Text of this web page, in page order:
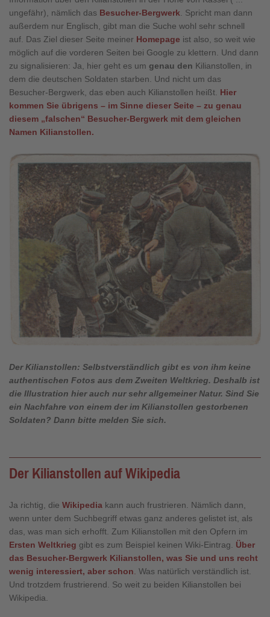
ungefähr), nämlich das Besucher-Bergwerk . Spricht man dann
außerdem nur Englisch, gibt man die Suche wohl sehr schnell
auf. Das Ziel dieser Seite meiner Homepage ist also, so weit wie
möglich auf die vorderen Seiten bei Google zu klettern. Und dann
zu signalisieren: Ja, hier geht es um genau den Kilianstollen, in
dem die deutschen Soldaten starben. Und nicht um das
Besucher-Bergwerk, das eben auch Kilianstollen heißt. Hier
kommen Sie übrigens – im Sinne dieser Seite – zu genau
diesem „falschen“ Besucher-Bergwerk mit dem gleichen
Namen Kilianstollen.
Der Kilianstollen: Selbstverständlich gibt es von ihm keine
authentischen Fotos aus dem Zweiten Weltkrieg. Deshalb ist
die Illustration hier auch nur sehr allgemeiner Natur. Sind Sie
ein Nachfahre von einem der im Kilianstollen gestorbenen
Soldaten? Dann bitte melden Sie sich.
Der Kilianstollen auf Wikipedia
Ja richtig, die Wikipedia kann auch frustrieren. Nämlich dann,
wenn unter dem Suchbegriff etwas ganz anderes gelistet ist, als
das, was man sich erhofft. Zum Kilianstollen mit den Opfern im
Ersten Weltkrieg gibt es zum Beispiel keinen Wiki-Eintrag. Über
das Besucher-Bergwerk Kilianstollen, was Sie und uns recht
wenig interessiert, aber schon. Was natürlich verständlich ist.
Und trotzdem frustrierend. So weit zu beiden Kilianstollen bei
Wikipedia.